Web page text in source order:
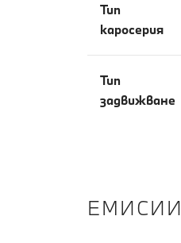
Тип
каросерия
Тип
задвижване
EМИСИИ